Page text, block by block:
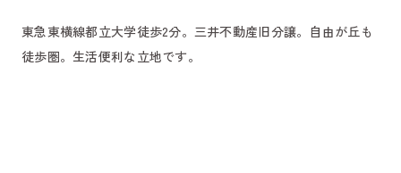
東急東横線都立大学徒歩2分。三井不動産旧分譲。自由が丘も
徒歩圏。生活便利な立地です。